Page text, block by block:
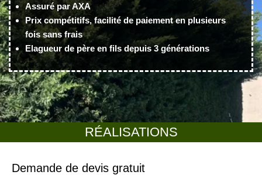
RÉALISATIONS
Assuré par AXA
Prix compétitifs, facilité de paiement en plusieurs
fois sans frais
Elagueur de père en fils depuis 3 générations
Demande de devis gratuit